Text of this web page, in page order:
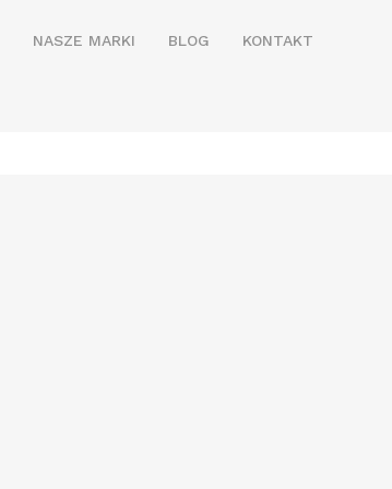
NASZE MARKI BLOG KONTAKT